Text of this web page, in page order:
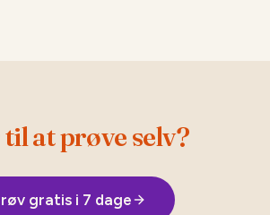
at prøve selv?
gratis i 7 dage